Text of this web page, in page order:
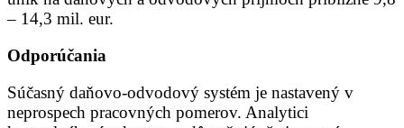
– 14,3 mil. eur.
Odporúčania
Súčasný daňovo-odvodový systém je nastavený v
neprospech pracovných pomerov. Analytici